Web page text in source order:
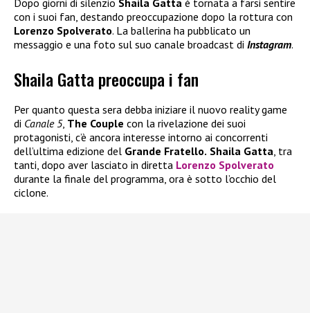
con i suoi fan, destando preoccupazione dopo la rottura con
Lorenzo Spolverato. La ballerina ha pubblicato un
messaggio e una foto sul suo canale broadcast di Instagram.
Shaila Gatta preoccupa i fan
Per quanto questa sera debba iniziare il nuovo reality game
di Canale 5, The Couple con la rivelazione dei suoi
protagonisti, c’è ancora interesse intorno ai concorrenti
dell’ultima edizione del Grande Fratello. Shaila Gatta, tra
tanti, dopo aver lasciato in diretta Lorenzo Spolverato
durante la finale del programma, ora è sotto l’occhio del
ciclone.